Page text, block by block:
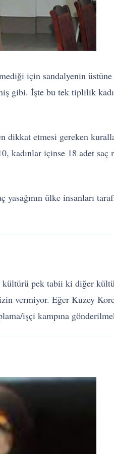
için sandalyenin
gibi. İşte bu tek tiplilik
dikkat etmesi gereken
kadınlar içinse 18 adet
ülke insanları
pek tabii ki diğer
vermiyor. Eğer Kuzey
işçi kampına